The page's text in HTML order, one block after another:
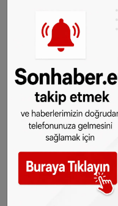
Ana muhalefetteki
(CDU/CSU),
uyum sorunlarını
gerekçesiyle,
kolaylaştırılmasına
Muhafazakar
açıklamalarda,
olduğunun altını
ikamet etmiş
alınmasının bu